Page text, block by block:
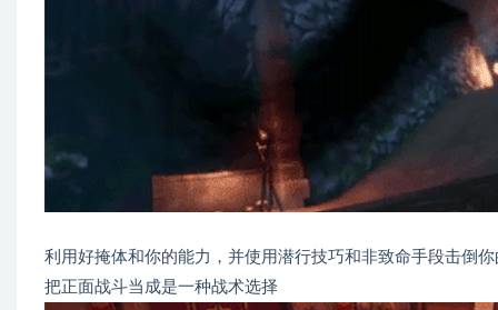
利用好掩体和你的能力，并使用潜行技巧和非致命手段击倒
把正面战斗当成是一种战术选择